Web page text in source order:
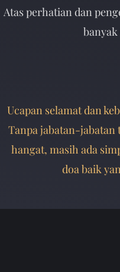
Atas perhatian dan
Ucapan selamat dan
Tanpa jabatan-
hangat, masih ada
doa baik